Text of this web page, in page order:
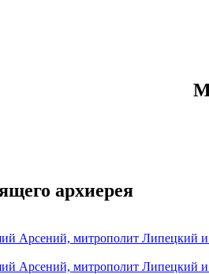
архиерея
Арсений, митрополит Липецкий и
Арсений, митрополит Липецкий и